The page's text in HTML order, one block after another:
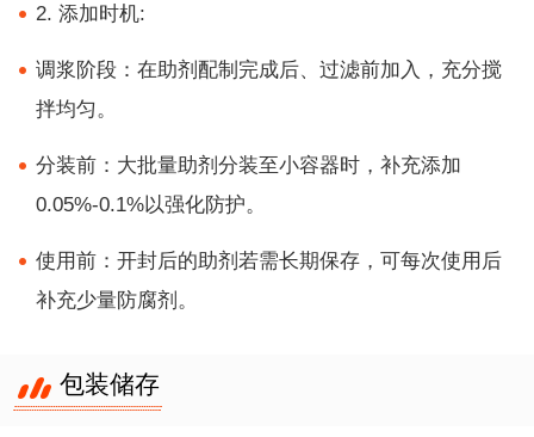
2. 添加时机:
调浆阶段：在助剂配制完成后、过滤前加入，充分搅
拌均匀。
分装前：大批量助剂分装至小容器时，补充添加
0.05%-0.1%以强化防护。
使用前：开封后的助剂若需长期保存，可每次使用后
补充少量防腐剂。
包装储存